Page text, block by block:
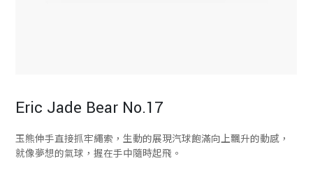
Eric Jade Bear No.17
玉熊伸手直接抓牢繩索，生動的展現汽球飽滿向上飄升的動感，
就像夢想的氣球，握在手中隨時起飛。